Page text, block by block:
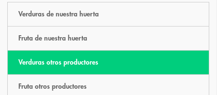
Verduras de nuestra huerta
Fruta de nuestra huerta
Verduras otros productores
Fruta otros productores